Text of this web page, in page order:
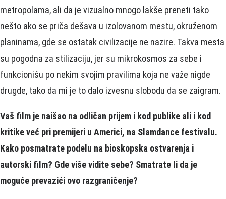
metropolama, ali da je vizualno mnogo lakše preneti tako
nešto ako se priča dešava u izolovanom mestu, okruženom
planinama, gde se ostatak civilizacije ne nazire. Takva mesta
su pogodna za stilizaciju, jer su mikrokosmos za sebe i
funkcionišu po nekim svojim pravilima koja ne važe nigde
drugde, tako da mi je to dalo izvesnu slobodu da se zaigram.
Vaš film je naišao na odličan prijem i kod publike ali i kod
kritike već pri premijeri u Americi, na Slamdance festivalu.
Kako posmatrate podelu na bioskopska ostvarenja i
autorski film? Gde više vidite sebe? Smatrate li da je
moguće prevazići ovo razgraničenje?